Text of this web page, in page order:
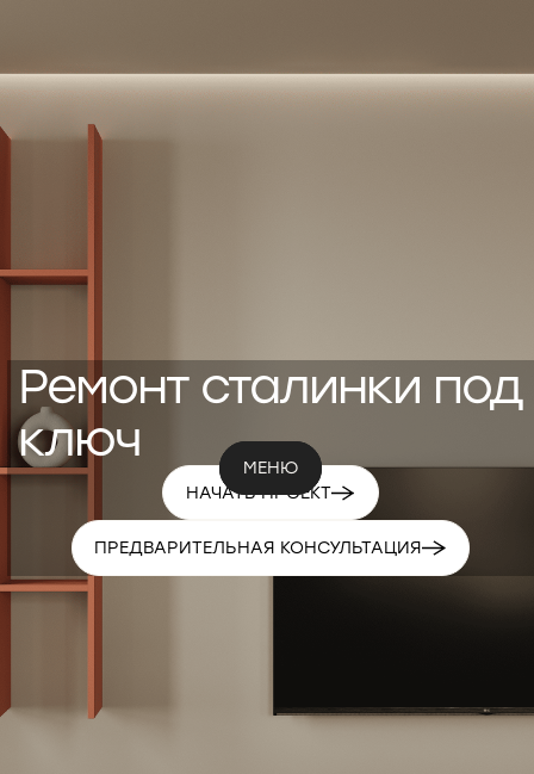
МЕНЮ
МЕНЮ
Ремонт сталинки под
ключ
НАЧАТЬ ПРОЕКТ
ПРЕДВАРИТЕЛЬНАЯ КОНСУЛЬТАЦИЯ